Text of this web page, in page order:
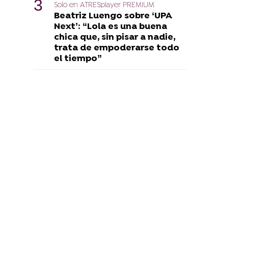
Solo en ATRESplayer PREMIUM
Beatriz Luengo sobre ‘UPA
Next’: “Lola es una buena
chica que, sin pisar a nadie,
trata de empoderarse todo
el tiempo”